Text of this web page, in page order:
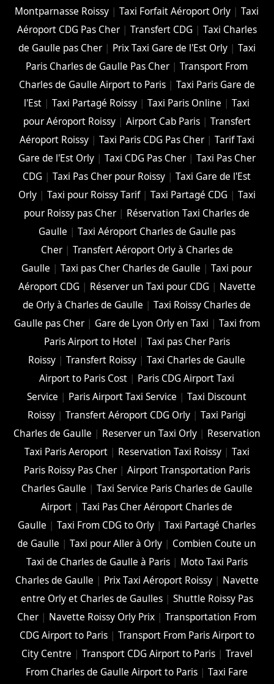
Montparnasse Roissy |Taxi Forfait Aéroport Orly |Taxi
Aéroport CDG Pas Cher| Transfert CDG | Taxi Charles
de Gaulle pas Cher| Prix Taxi Gare de l'Est Orly| Taxi
Paris Charles de Gaulle Pas Cher |Transport From
Charles de Gaulle Airport to Paris| Taxi Paris Gare de
l'Est |Taxi Partagé Roissy |Taxi Paris Online |Taxi
pour Aéroport Roissy| Airport Cab Paris| Transfert
Aéroport Roissy| Taxi Paris CDG Pas Cher| Tarif Taxi
Gare de l'Est Orly| Taxi CDG Pas Cher| Taxi Pas Cher
CDG |Taxi Pas Cher pour Roissy |Taxi Gare de l'Est
Orly| Taxi pour Roissy Tarif| Taxi Partagé CDG | Taxi
pour Roissy pas Cher | Réservation Taxi Charles de
Gaulle | Taxi Aéroport Charles de Gaulle pas
Cher| Transfert Aéroport Orly à Charles de
Gaulle |Taxi pas Cher Charles de Gaulle |Taxi pour
Aéroport CDG | Réserver un Taxi pour CDG | Navette
de Orly à Charles de Gaulle |Taxi Roissy Charles de
Gaulle pas Cher| Gare de Lyon Orly en Taxi | Taxi from
Paris Airport to Hotel | Taxi pas Cher Paris
Roissy |Transfert Roissy |Taxi Charles de Gaulle
Airport to Paris Cost | Paris CDG Airport Taxi
Service | Paris Airport Taxi Service |Taxi Discount
Roissy |Transfert Aéroport CDG Orly |Taxi Parigi
Charles de Gaulle | Reserver un Taxi Orly| Reservation
Taxi Paris Aeroport| Reservation Taxi Roissy| Taxi
Paris Roissy Pas Cher| Airport Transportation Paris
Charles Gaulle | Taxi Service Paris Charles de Gaulle
Airport |Taxi Pas Cher Aéroport Charles de
Gaulle |Taxi From CDG to Orly |Taxi Partagé Charles
de Gaulle |Taxi pour Aller à Orly | Combien Coute un
Taxi de Charles de Gaulle à Paris| Moto Taxi Paris
Charles de Gaulle | Prix Taxi Aéroport Roissy| Navette
entre Orly et Charles de Gaulles| Shuttle Roissy Pas
Cher | Navette Roissy Orly Prix |Transportation From
CDG Airport to Paris| Transport From Paris Airport to
City Centre | Transport CDG Airport to Paris| Travel
From Charles de Gaulle Airport to Paris |Taxi Fare